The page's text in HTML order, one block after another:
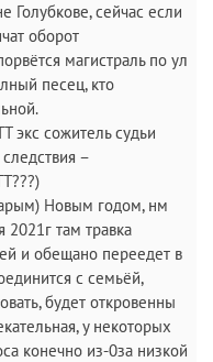
Голубкове, сейчас если
оборот
магистраль по ул
песец, кто
экс сожитель судьи
–
Новым годом, нм
там травка
и обещано переедет в
с семьёй,
будет откровенны
у некоторых
конечно из-0за низкой